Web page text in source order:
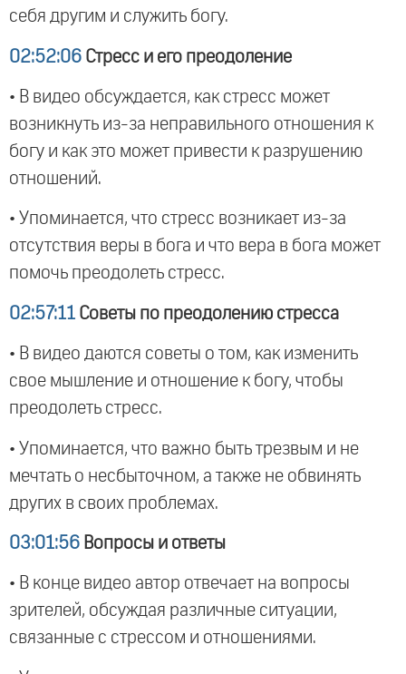
себя другим и служить богу.
02:52:06 Стресс и его преодоление
• В видео обсуждается, как стресс может
возникнуть из-за неправильного отношения к
богу и как это может привести к разрушению
отношений.
• Упоминается, что стресс возникает из-за
отсутствия веры в бога и что вера в бога может
помочь преодолеть стресс.
02:57:11 Советы по преодолению стресса
• В видео даются советы о том, как изменить
свое мышление и отношение к богу, чтобы
преодолеть стресс.
• Упоминается, что важно быть трезвым и не
мечтать о несбыточном, а также не обвинять
других в своих проблемах.
03:01:56 Вопросы и ответы
• В конце видео автор отвечает на вопросы
зрителей, обсуждая различные ситуации,
связанные с стрессом и отношениями.